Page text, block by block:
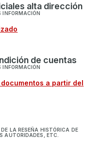
alta dirección
INFORMACIÓN
de cuentas
INFORMACIÓN
a partir del
LA RESEÑA HISTÓRICA DE
AUTORIDADES, ETC.